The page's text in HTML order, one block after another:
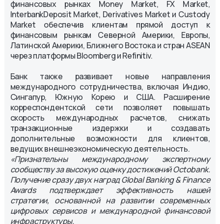
финансовых рынках Money Market, FX Market,
InterbankDeposit Market, Derivatives Market и Custody
Market обеспечив клиентам прямой доступ к
финансовым рынкам Северной Америки, Европы,
Латинской Америки, Ближнего Востока и стран ASEAN
через платформы Bloomberg и Refinitiv.
Банк также развивает новые направления
международного сотрудничества, включая Индию,
Сингапур, Южную Корею и США. Расширение
корреспондентской сети позволяет повышать
скорость международных расчетов, снижать
транзакционные издержки и создавать
дополнительные возможности для клиентов,
ведущих внешнеэкономическую деятельность.
«Признательны международному экспертному
сообществу за высокую оценку достижений Octobank.
Получение сразу двух наград Global Banking & Finance
Awards подтверждает эффективность нашей
стратегии, основанной на развитии современных
цифровых сервисов и международной финансовой
инфраструктуры.